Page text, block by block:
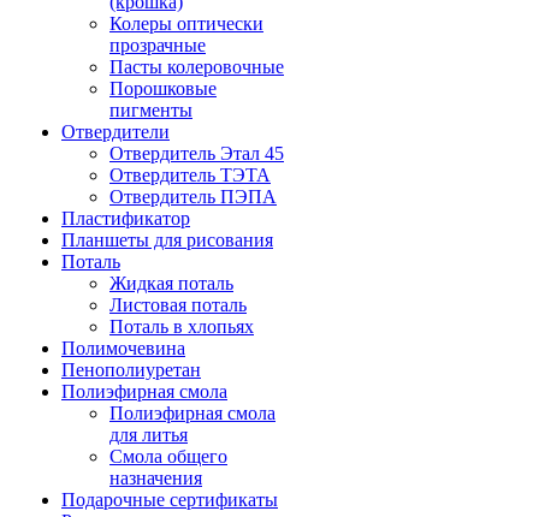
Колеры оптически
прозрачные
Пасты колеровочные
Порошковые
пигменты
Отвердители
Отвердитель Этал 45
Отвердитель ТЭТА
Отвердитель ПЭПА
Пластификатор
Планшеты для рисования
Поталь
Жидкая поталь
Листовая поталь
Поталь в хлопьях
Полимочевина
Пенополиуретан
Полиэфирная смола
Полиэфирная смола
для литья
Смола общего
назначения
Подарочные сертификаты